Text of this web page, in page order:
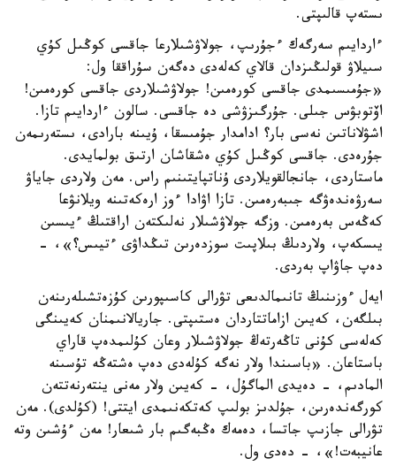
ىستەپ قالىپتى.
ءاردايىم سەرگەك ءجۇرىپ، جولاۋشىلارعا جاقسى كوڭىل كۇي
سىيلاۋ قولىڭىزدان قالاي كەلەدى دەگەن سۇراققا ول:
«جۇمىسىمدى جاقسى كورەمىن! جولاۋشىلاردى جاقسى كورەمىن!
اۆتوبۋس جىلى. جۇرگىزۋشى دە جاقسى. سالون ءاردايىم تازا.
اشۋلاناتىن نەسى بار؟ ادامدار جۇمىسقا، ۇيىنە بارادى، ىستەرىمەن
جۇرەدى. جاقسى كوڭىل كۇي ەشقاشان ارتىق بولمايدى.
ماستاردى، جانجالقويلاردى ۇناتپايتىنىم راس. مەن ولاردى جاياۋ
سەرۋەندەۋگە جىبەرەمىن. تازا اۋادا ءوز ارەكەتىنە ويلانۋعا
كەڭەس بەرەمىن. وزگە جولاۋشىلار نەلىكتەن اراقتىڭ ءيىسىن
يىسكەپ، ولاردىڭ بىلاپىت سوزدەرىن تىڭداۋى ءتيىس؟»، -
دەپ جاۋاپ بەردى.
ايەل ءوزىنىڭ تانىمالدىعى تۋرالى كاسىپورىن كۇزەتشىلەرىنەن
بىلگەن، كەيىن ازاماتتاردان ەستىپتى. جاريالانىمنان كەيىنگى
كەلەسى كۇنى تاڭەرتەڭ جولاۋشىلار وعان كۇلىمدەپ قاراي
باستاعان. «باسىندا ولار نەگە كۇلەدى دەپ ەشتەڭە تۇسىنە
المادىم، - دەيدى الماگۇل، - كەيىن ولار مەنى ينتەرنەتتەن
كورگەندەرىن، جۇلدىز بولىپ كەتكەنىمدى ايتتى! (كۇلدى). مەن
تۋرالى جازىپ جاتسا، دەمەك ەڭبەگىم بار شىعار! مەن ءۇشىن وتە
عانيبەت!»، - دەدى ول.